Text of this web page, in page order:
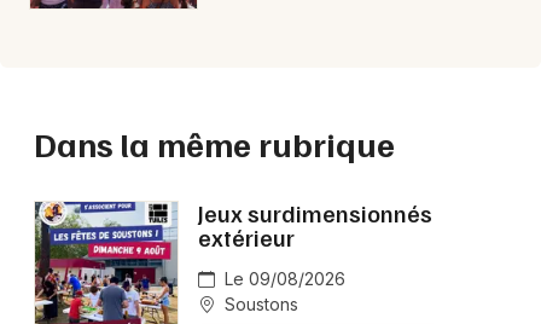
Dans la même rubrique
Jeux surdimensionnés
extérieur
Le 09/08/2026
Soustons